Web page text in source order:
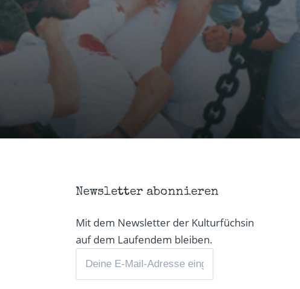
Newsletter abonnieren
Mit dem Newsletter der Kulturfüchsin
auf dem Laufendem bleiben.